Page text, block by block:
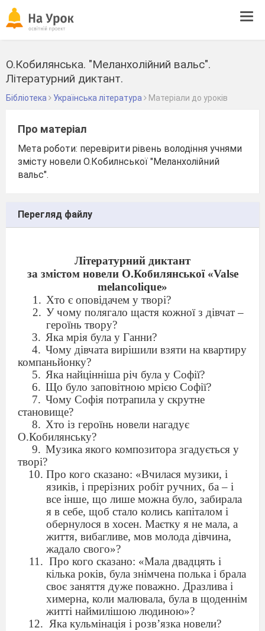
О.Кобилянська. "Меланхолійний вальс".
Літературний диктант.
Бібліотека Українська література Матеріали до уроків
Про матеріал
Мета роботи: перевірити рівень володіння учнями
змісту новели О.Кобилнської "Меланхолійний
вальс".
Перегляд файлу
Літературний диктант
за змістом новели О.Кобилянської «Valse
melancolique»
Хто є оповідачем у творі?
У чому полягало щастя кожної з дівчат –
героїнь твору?
Яка мрія була у Ганни?
Чому дівчата вирішили взяти на квартиру
компаньйонку?
Яка найцінніша річ була у Софії?
Що було заповітною мрією Софії?
Чому Софія потрапила у скрутне
становище?
Хто із героїнь новели нагадує
О.Кобилянську?
Музика якого композитора згадується у
творі?
Про кого сказано: «Вчилася музики, і
язиків, і прерізних робіт ручних, ба – і
все інше, що лише можна було, забирала
я в себе, щоб стало колись капіталом і
обернулося в хосен. Маєтку я не мала, а
життя, вибагливе, мов молода дівчина,
жадало свого»?
Про кого сказано: «Мала двадцять і
кілька років, була знімчена полька і брала
своє заняття дуже поважно. Дразлива і
химерна, коли малювала, була в щоденнім
житті наймилішою людиною»?
Яка кульмінація і розв’язка новели?